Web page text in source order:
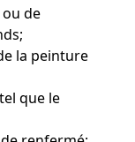
de
la peinture
que le